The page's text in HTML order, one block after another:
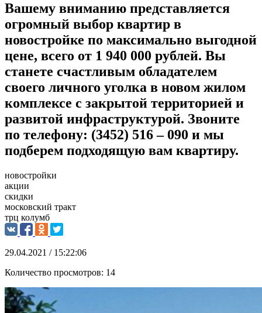
Вашему вниманию представляется
огромный выбор квартир в
новостройке по максимально выгодной
цене, всего от 1 940 000 рублей. Вы
станете счастливым обладателем
своего личного уголка в новом жилом
комплексе с закрытой территорией и
развитой инфраструктурой. Звоните
по телефону: (3452) 516 – 090 и мы
подберем подходящую вам квартиру.
новостройки
акции
скидки
московский тракт
трц колумб
29.04.2021 / 15:22:06
Количество просмотров: 14